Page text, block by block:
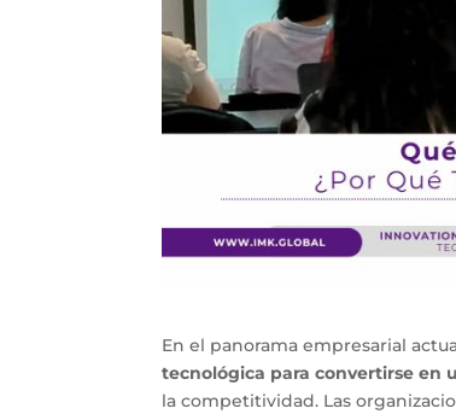
En el panorama empresarial
tecnológica para convertirse
la competitividad. Las